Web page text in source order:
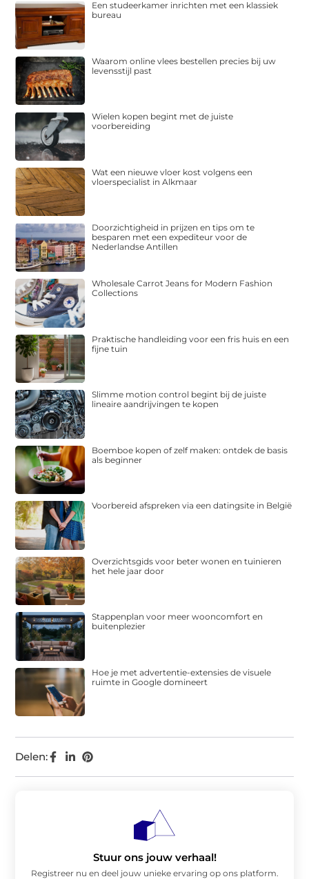
Delen:
Een studeerkamer inrichten met een klassiek
bureau
Waarom online vlees bestellen precies bij uw
levensstijl past
Wielen kopen begint met de juiste
voorbereiding
Wat een nieuwe vloer kost volgens een
vloerspecialist in Alkmaar
Doorzichtigheid in prijzen en tips om te
besparen met een expediteur voor de
Nederlandse Antillen
Wholesale Carrot Jeans for Modern Fashion
Collections
Praktische handleiding voor een fris huis en een
fijne tuin
Slimme motion control begint bij de juiste
lineaire aandrijvingen te kopen
Boemboe kopen of zelf maken: ontdek de basis
als beginner
Voorbereid afspreken via een datingsite in België
Overzichtsgids voor beter wonen en tuinieren
het hele jaar door
Stappenplan voor meer wooncomfort en
buitenplezier
Hoe je met advertentie-extensies de visuele
ruimte in Google domineert
Stuur ons jouw verhaal!
Registreer nu en deel jouw unieke ervaring op ons platform.